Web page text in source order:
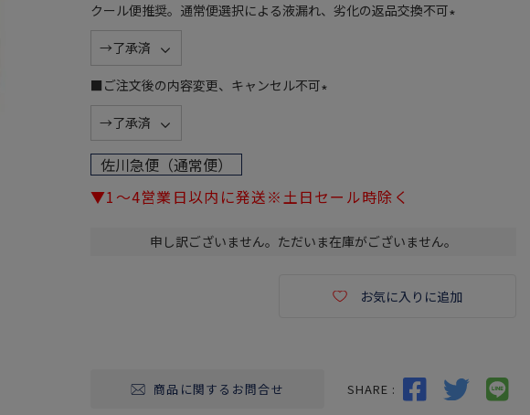
クール便推奨。通常便選択による液漏れ、劣化の返品交換不可
■ご注文後の内容変更、キャンセル不可
佐川急便（通常便）
▼1～4営業日以内に発送※土日セール時除く
申し訳ございません。ただいま在庫がございません。
お気に入りに追加
商品に関するお問合せ SHARE :